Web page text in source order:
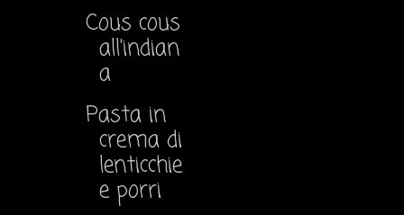
Cous cous
all'indian
a
Pasta in
crema di
lenticchie
e porri